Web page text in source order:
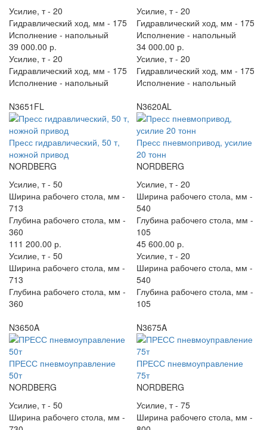
Усилие, т - 20
Гидравлический ход, мм - 175
Исполнение - напольный
39 000.00 р.
Усилие, т - 20
Гидравлический ход, мм - 175
Исполнение - напольный
Усилие, т - 20
Гидравлический ход, мм - 175
Исполнение - напольный
34 000.00 р.
Усилие, т - 20
Гидравлический ход, мм - 175
Исполнение - напольный
N3651FL
Пресс гидравлический, 50 т,
ножной привод
NORDBERG
Усилие, т - 50
Ширина рабочего стола, мм -
713
Глубина рабочего стола, мм -
360
111 200.00 р.
Усилие, т - 50
Ширина рабочего стола, мм -
713
Глубина рабочего стола, мм -
360
N3620AL
Пресс пневмопривод, усилие
20 тонн
NORDBERG
Усилие, т - 20
Ширина рабочего стола, мм -
540
Глубина рабочего стола, мм -
105
45 600.00 р.
Усилие, т - 20
Ширина рабочего стола, мм -
540
Глубина рабочего стола, мм -
105
N3650A
ПРЕСС пневмоуправление
50т
NORDBERG
Усилие, т - 50
Ширина рабочего стола, мм -
N3675A
ПРЕСС пневмоуправление
75т
NORDBERG
Усилие, т - 75
Ширина рабочего стола, мм -